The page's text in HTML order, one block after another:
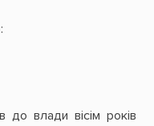
до влади вісім років